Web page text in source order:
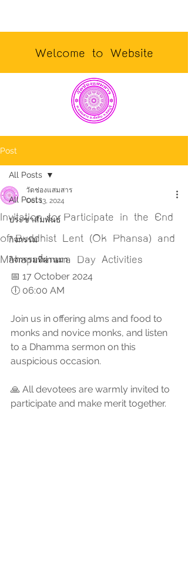
Welcome to Website
Post
All Posts
ประชาสัมพันธ์
กิจกรรม
กิจกรรมที่ผ่านมา
All Posts
Invitation to Participate in the End
of Buddhist Lent (Ok Phansa) and
Mahapavarana Day Activities
วัดช่องแสมสาร
Oct 13, 2024
📅 17 October 2024
🕕 06:00 AM
Join us in offering alms and food to
monks and novice monks, and listen
to a Dhamma sermon on this
auspicious occasion.
🙏 All devotees are warmly invited to
participate and make merit together.